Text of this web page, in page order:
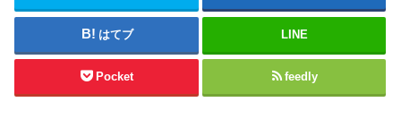
はてブ LINE
Pocket feedly